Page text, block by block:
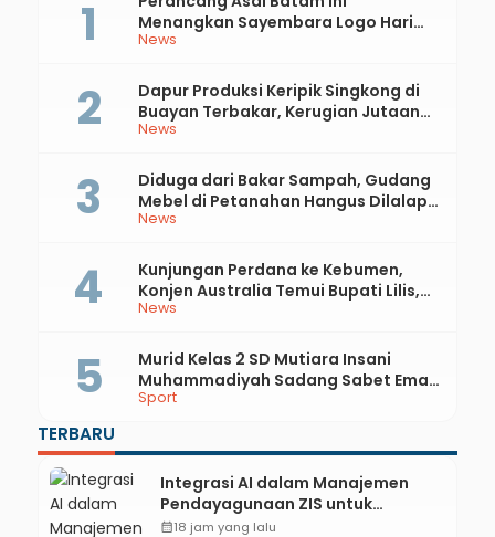
News
Menangkan Sayembara Logo Hari
Jadi ke-397 Kabupaten Kebumen
News
Dapur Produksi Keripik Singkong di
Buayan Terbakar, Kerugian Jutaan
Rupiah
News
Diduga dari Bakar Sampah, Gudang
Mebel di Petanahan Hangus Dilalap
Api
News
Kunjungan Perdana ke Kebumen,
Konjen Australia Temui Bupati Lilis,
Ini yang Dibahas
Sport
Murid Kelas 2 SD Mutiara Insani
Muhammadiyah Sadang Sabet Emas
dan Perak di Kejurda Tapak Suci
TERBARU
Integrasi AI dalam Manajemen
Pendayagunaan ZIS untuk
Mendukung Realisasi IKAL
calendar_month18 jam yang lalu